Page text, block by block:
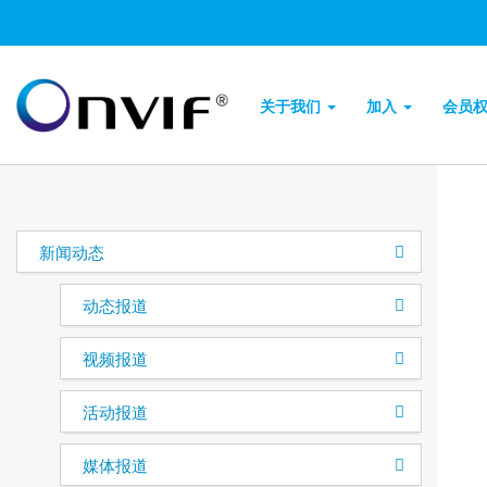
关于我们 加入 会员
新闻动态
动态报道
视频报道
活动报道
媒体报道